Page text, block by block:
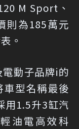
M Sport、
則為185萬元
。
動子品牌i的
型名稱最後
用1.5升3缸汽
輕油電高效科